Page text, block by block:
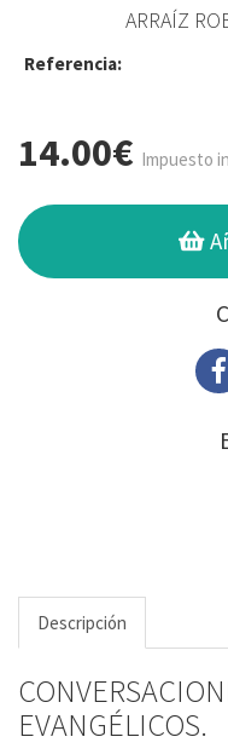
ARRAÍZ
Referencia:
14.00€ Impuesto
Descripción
EVANGÉLICOS.